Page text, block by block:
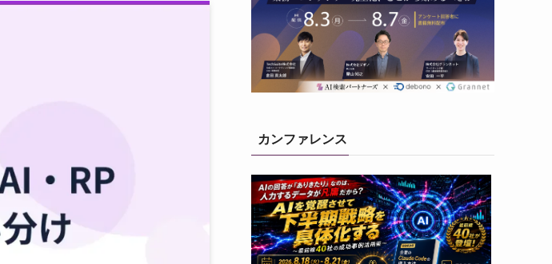
カンファレンス